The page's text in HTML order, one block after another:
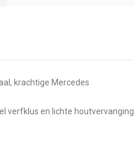
krachtige Mercedes
verfklus en lichte houtvervanging